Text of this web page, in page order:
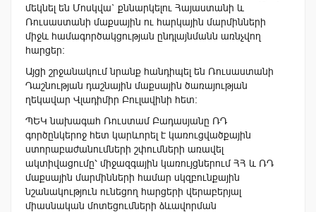
մեկնել են Մոսկվա` քննարկելու Հայաստանի և
Ռուսաստանի մաքսային ու հարկային մարմինների
միջև համագործակցության ընդլայնմանն առնչվող
հարցեր:
Այցի շրջանակում նրանք հանդիպել են Ռուսաստանի
Դաշնության դաշնային մաքսային ծառայության
ղեկավար Վլադիմիր Բուլավինի հետ:
ՊԵԿ նախագահ Ռուստամ Բադասյանը ՌԴ
գործընկերոջ հետ կարևորել է կառուցվածքային
ստորաբաժանումների շփումների առավել
ակտիվացումը՝ միջազգային կառույցներում ՀՀ և ՌԴ
մաքսային մարմինների համար սկզբունքային
նշանակություն ունեցող հարցերի վերաբերյալ
միասնական մոտեցումների ձևավորման